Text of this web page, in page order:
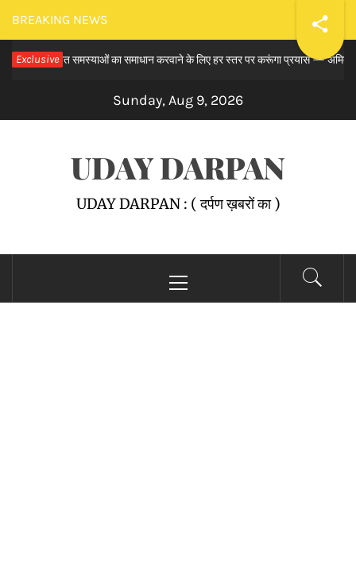
Skip
to
content
BREAKING NEWS
Exclusive
लंबित समस्याओं का समाधान करवाने के लिए हर स्तर पर करूंगा प्रयास — अमित तनेजा
Sunday, Aug 9, 2026
UDAY DARPAN
UDAY DARPAN : ( दर्पण ख़बरों का )
Menu